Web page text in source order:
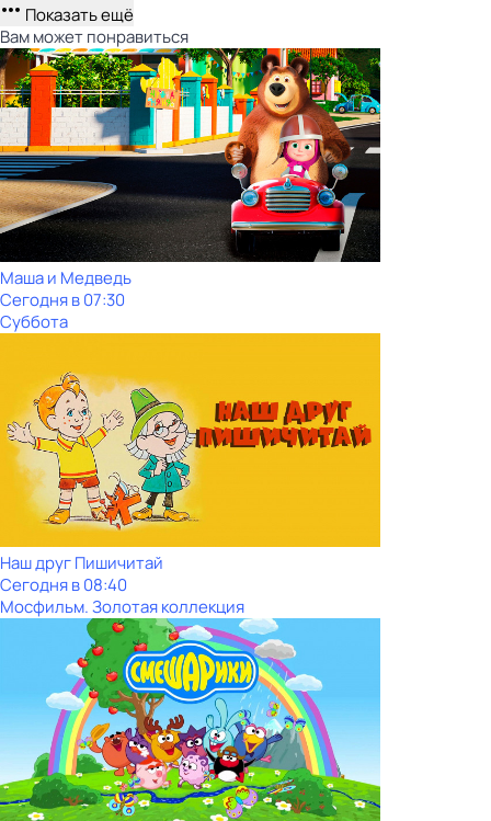
Показать ещё
Вам может понравиться
Маша и Медведь
Сегодня в 07:30
Суббота
Наш друг Пишичитай
Сегодня в 08:40
Мосфильм. Золотая коллекция